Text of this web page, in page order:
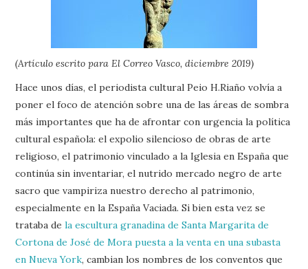
(Artículo escrito para El Correo Vasco, diciembre 2019)
Hace unos días, el periodista cultural Peio H.Riaño volvía a
poner el foco de atención sobre una de las áreas de sombra
más importantes que ha de afrontar con urgencia la política
cultural española: el expolio silencioso de obras de arte
religioso, el patrimonio vinculado a la Iglesia en España que
continúa sin inventariar, el nutrido mercado negro de arte
sacro que vampiriza nuestro derecho al patrimonio,
especialmente en la España Vaciada. Si bien esta vez se
trataba de la escultura granadina de Santa Margarita de
Cortona de José de Mora puesta a la venta en una subasta
en Nueva York, cambian los nombres de los conventos que